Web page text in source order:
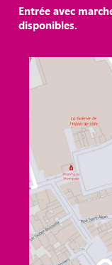
Entrée avec
disponibles.